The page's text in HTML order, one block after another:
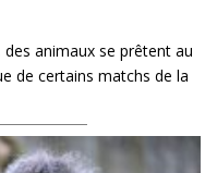
animaux se prêtent au
de certains matchs de la